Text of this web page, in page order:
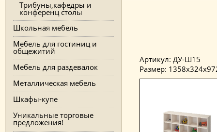
Трибуны,кафедры и
конференц столы
Школьная мебель
Мебель для гостиниц и
общежитий
Мебель для раздевалок
Металлическая мебель
Шкафы-купе
Уникальные торговые
предложения!
Артикул: ДУ-Ш15
Размер: